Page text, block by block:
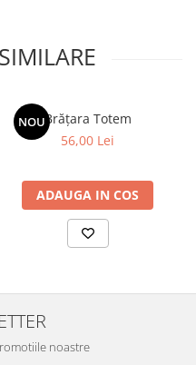
NOUBrățara Totem
56,00 Lei
ADAUGA IN COS
noastre